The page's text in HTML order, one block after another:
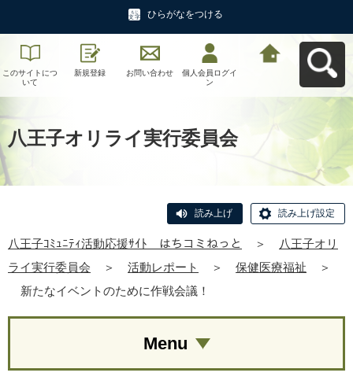
ひらがなをつける
このサイトにつ
いて
新規登録 お問い合わせ
個人会員ログイ
ン
八王子オリライ実行委員会
読み上げ 読み上げ設定
八王子ｺﾐｭﾆﾃｨ活動応援ｻｲﾄ はちコミねっと ＞
八王子オリ
ライ実行委員会
＞ 活動レポート ＞ 保健医療福祉
＞
新たなイベントのために作戦会議！
Menu